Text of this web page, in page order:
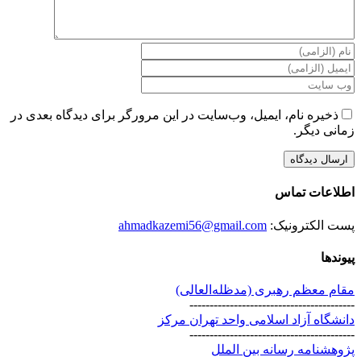
ذخیره نام، ایمیل، وب‌سایت در این مرورگر برای دیدگاه بعدی در
زمانی دیگر.
اطلاعات تماس
پست الکترونیک: ahmadkazemi56@gmail.com
پیوندها
مقام معظم رهبری (مد‌ظله‌العالی)
-----------------------------------------
دانشگاه آزاد اسلامی واحد تهران مرکز
-----------------------------------------
پژوهشنامه رسانه بین الملل